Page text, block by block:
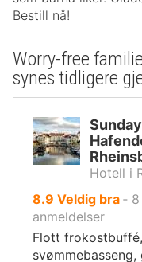
Bestill nå!
Worry-free
synes tidligere
Hotell i
8.9 av
10,
Veldig bra ‐ 8
anmeldelser
Flott
svømmebasseng,